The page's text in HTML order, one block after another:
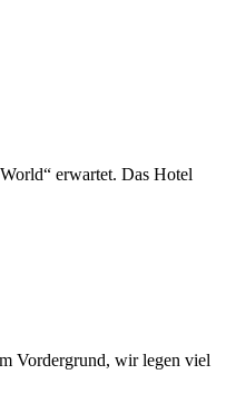
erwartet. Das Hotel
Vordergrund, wir legen viel